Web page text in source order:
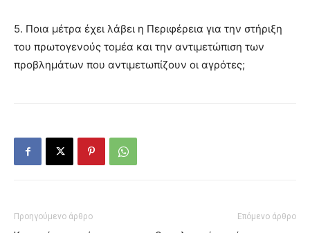
5. Ποια μέτρα έχει λάβει η Περιφέρεια για την στήριξη
του πρωτογενούς τομέα και την αντιμετώπιση των
προβλημάτων που αντιμετωπίζουν οι αγρότες;
Προηγούμενο άρθρο Επόμενο άρθρο